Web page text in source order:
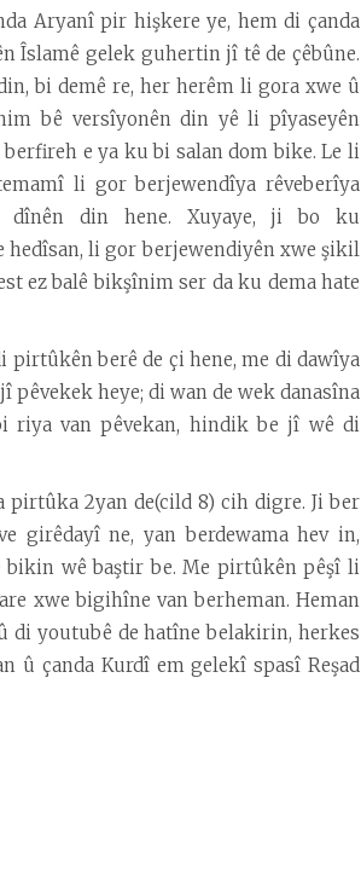
Aryanî pir hişkere ye, hem di çanda
Îslamê gelek guhertin jî tê de çêbûne.
bi demê re, her herêm li gora xwe û
bê versîyonên din yê li pîyaseyên
e ya ku bi salan dom bike. Le li
li gor berjewendîya rêveberîya
dînên din hene. Xuyaye, ji bo ku
li gor berjewendiyên xwe şikil
ez balê bikşînim ser da ku dema hate
pirtûkên berê de çi hene, me di dawîya
heye; di wan de wek danasîna
riya van pêvekan, hindik be jî wê di
2yan de(cild 8) cih digre. Ji ber
ne, yan berdewama hev in,
wê baştir be. Me pirtûkên pêşî li
xwe bigihîne van berheman. Heman
di youtubê de hatîne belakirin, herkes
û çanda Kurdî em gelekî spasî Reşad